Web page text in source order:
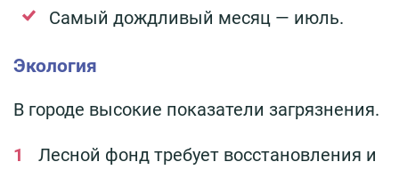
Самый дождливый месяц — июль.
Экология
В городе высокие показатели загрязнения.
Лесной фонд требует восстановления и